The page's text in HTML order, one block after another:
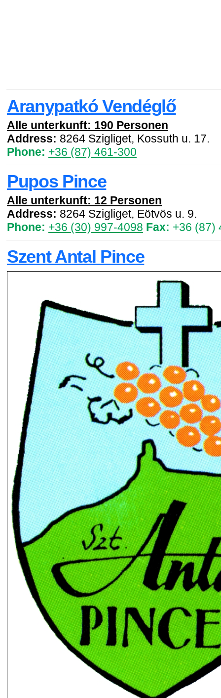
Aranypatkó Vendéglő
Alle unterkunft: 190 Personen
Address: 8264 Szigliget, Kossuth u. 17.
Phone: +36 (87) 461-300
Pupos Pince
Alle unterkunft: 12 Personen
Address: 8264 Szigliget, Eötvös u. 9.
Phone: +36 (30) 997-4098 Fax: +36 (87)
Szent Antal Pince